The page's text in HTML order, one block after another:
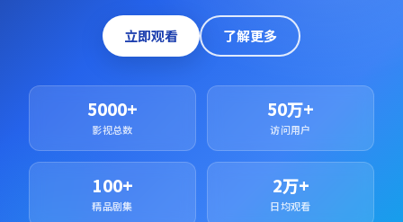
立即观看 了解更多
5000+
影视总数
50万+
访问用户
100+
精品剧集
2万+
日均观看